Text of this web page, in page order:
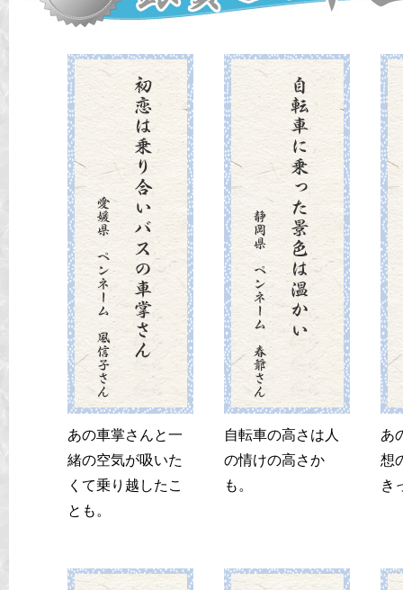
あの車掌さんと一
緒の空気が吸いた
くて乗り越したこ
とも。
自転車の高さは人
の情けの高さか
も。
あ
想
き